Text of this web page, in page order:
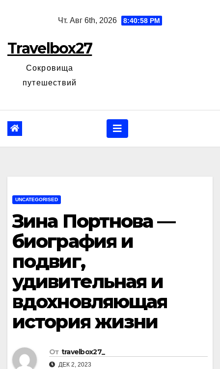
Чт. Авг 6th, 2026 8:40:59 PM
Travelbox27
Сокровища
путешествий
UNCATEGORISED
Зина Портнова —
биография и
подвиг,
удивительная и
вдохновляющая
история жизни
От travelbox27_
ДЕК 2, 2023